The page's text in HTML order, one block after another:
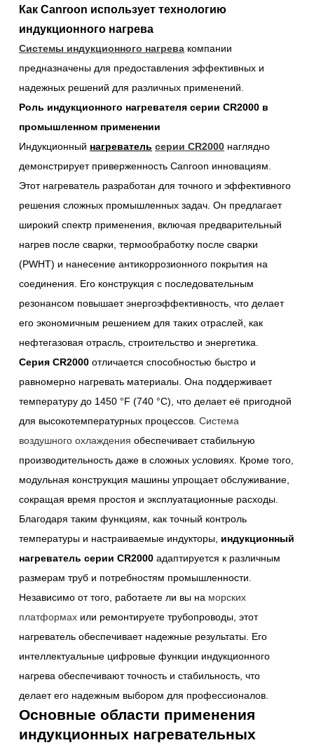
Как Canroon использует технологию
индукционного нагрева
Системы индукционного нагрева компании
предназначены для предоставления эффективных и
надежных решений для различных применений.
Роль индукционного нагревателя серии CR2000 в
промышленном применении
Индукционный нагреватель серии CR2000 наглядно
демонстрирует приверженность Canroon инновациям.
Этот нагреватель разработан для точного и эффективного
решения сложных промышленных задач. Он предлагает
широкий спектр применения, включая предварительный
нагрев после сварки, термообработку после сварки
(PWHT) и нанесение антикоррозионного покрытия на
соединения. Его конструкция с последовательным
резонансом повышает энергоэффективность, что делает
его экономичным решением для таких отраслей, как
нефтегазовая отрасль, строительство и энергетика.
Серия CR2000 отличается способностью быстро и
равномерно нагревать материалы. Она поддерживает
температуру до 1450 °F (740 °C), что делает её пригодной
для высокотемпературных процессов. Система
воздушного охлаждения обеспечивает стабильную
производительность даже в сложных условиях. Кроме того,
модульная конструкция машины упрощает обслуживание,
сокращая время простоя и эксплуатационные расходы.
Благодаря таким функциям, как точный контроль
температуры и настраиваемые индукторы, индукционный
нагреватель серии CR2000 адаптируется к различным
размерам труб и потребностям промышленности.
Независимо от того, работаете ли вы на морских
платформах или ремонтируете трубопроводы, этот
нагреватель обеспечивает надежные результаты. Его
интеллектуальные цифровые функции индукционного
нагрева обеспечивают точность и стабильность, что
делает его надежным выбором для профессионалов.
Основные области применения
индукционных нагревательных